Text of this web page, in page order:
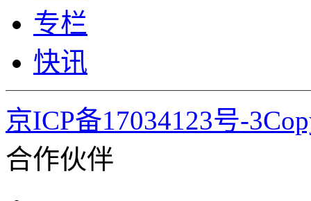
专栏
快讯
京ICP备17034123号-
合作伙伴